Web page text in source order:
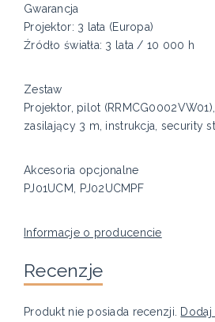
Gwarancja
Projektor: 3 lata (Europa)
Źródło światła: 3 lata / 10 000 h
Zestaw
Projektor, pilot
zasilający 3 m, instrukcja, security
Akcesoria opcjonalne
PJ01UCM, PJ02UCMPF
Informacje o producencie
Recenzje
Produkt nie posiada recenzji.